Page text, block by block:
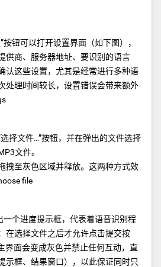
按钮可以打开设置界面（如下图），
供商、服务器地址、要识别的语言
认这些设置，尤其是经常进行多种语
处理时间较长，设置错误会带来额外
择文件…”按钮，并在弹出的文件选择
文件。
拽至灰色区域并释放。这两种方式效
一个进度提示框，代表着语音识别程
在选择文件之后才允许点击提交按
界面会变成灰色并禁止任何互动，直
示框、结果窗口），以此保证同时只